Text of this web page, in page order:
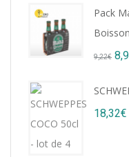
Pack
9,22€
18,32€